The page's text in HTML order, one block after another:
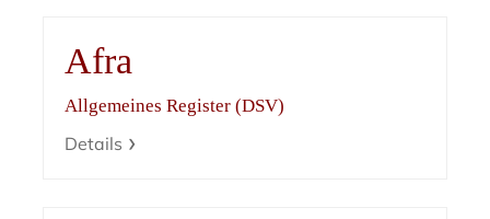
Afra
Allgemeines Register (DSV)
Details